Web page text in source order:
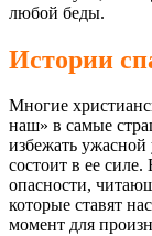
любой беды.
Истории
Многие
наш» в самые
избежать ужасной
состоит в ее
опасности,
которые ставят
момент для